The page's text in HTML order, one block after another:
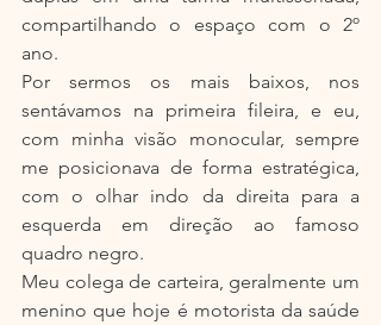
compartilhando o espaço com o 2º
ano.
Por sermos os mais baixos, nos
sentávamos na primeira fileira, e eu,
com minha visão monocular, sempre
me posicionava de forma estratégica,
com o olhar indo da direita para a
esquerda em direção ao famoso
quadro negro.
Meu colega de carteira, geralmente um
menino que hoje é motorista da saúde